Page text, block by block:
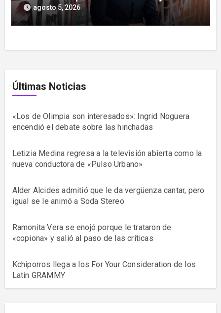
actuación
agosto 5, 2026
Últimas Noticias
«Los de Olimpia son interesados»: Ingrid Noguera
encendió el debate sobre las hinchadas
Letizia Medina regresa a la televisión abierta como la
nueva conductora de «Pulso Urbano»
Alder Alcides admitió que le da vergüenza cantar, pero
igual se le animó a Soda Stereo
Ramonita Vera se enojó porque le trataron de
«copiona» y salió al paso de las críticas
Kchiporros llega a los For Your Consideration de los
Latin GRAMMY